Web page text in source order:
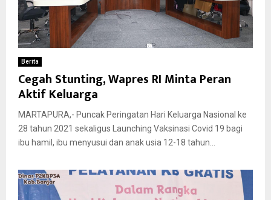
Berita
Cegah Stunting, Wapres RI Minta Peran
Aktif Keluarga
MARTAPURA,- Puncak Peringatan Hari Keluarga Nasional ke
28 tahun 2021 sekaligus Launching Vaksinasi Covid 19 bagi
ibu hamil, ibu menyusui dan anak usia 12-18 tahun...